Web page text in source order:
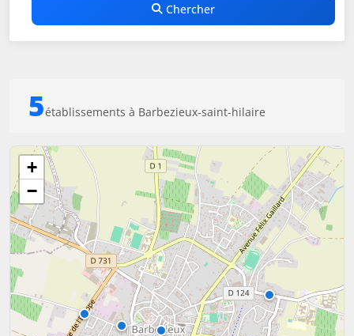
Chercher
5établissements à Barbezieux-saint-hilaire
+
−